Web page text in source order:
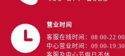
营业时间
客服在线时间：08:00-22:00
中心营业时间：09:00-19:30